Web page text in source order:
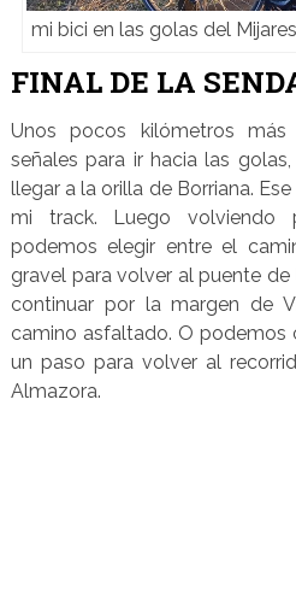
mi bici en las golas del Mijares
FINAL DE LA
Unos pocos kilómetros más
señales para ir hacia las
llegar a la orilla de Borriana.
mi track. Luego volviendo
podemos elegir entre el
gravel para volver al puente
continuar por la margen de
camino asfaltado. O podemos
un paso para volver al
Almazora.